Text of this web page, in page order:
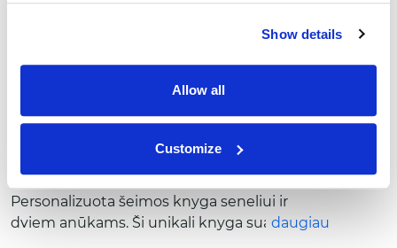
Show details
Allow all
Customize
Šeimos nuotykiai seneliui ir anūkams
Personalizuota šeimos knyga seneliui ir
dviem anūkams. Ši unikali knyga suartins
daugiau